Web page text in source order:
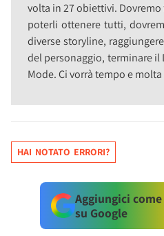
volta in 27 obiettivi.
poterli ottenere tutti,
diverse storyline,
del personaggio, terminare il
Mode. Ci vorrà tempo e
HAI NOTATO ERRORI?
Aggiungici
su Google